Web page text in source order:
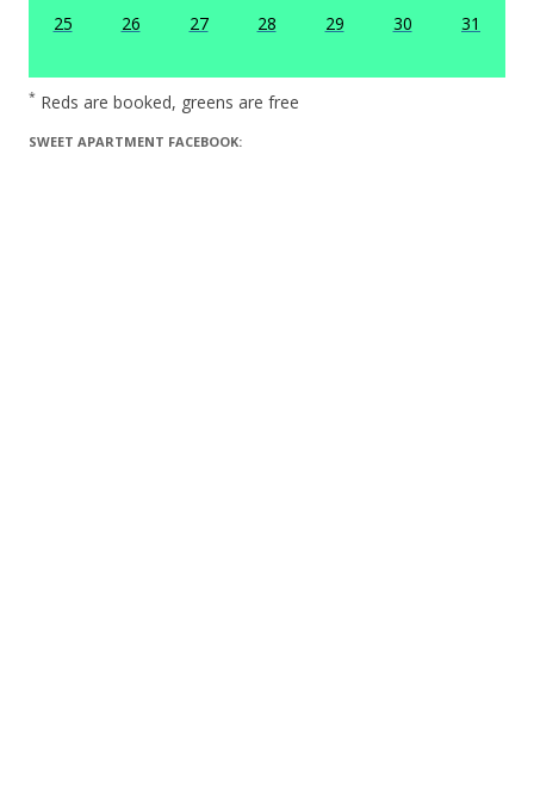
25
26 27 28 29 30 31
* Reds are booked, greens are free
SWEET APARTMENT FACEBOOK: